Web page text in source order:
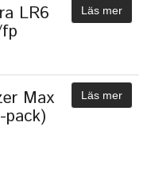
LR6 Läs mer
Max
pack)
Läs mer